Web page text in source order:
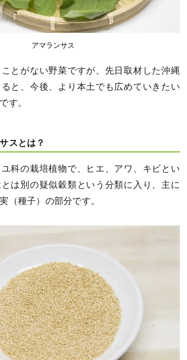
アマランサス
とがない野菜ですが、先日取材した沖縄
と、今後、より本土でも広めていきたい
す。
スとは？
科の栽培植物で、ヒエ、アワ、キビとい
は別の疑似穀類という分類に入り、主に
（種子）の部分です。